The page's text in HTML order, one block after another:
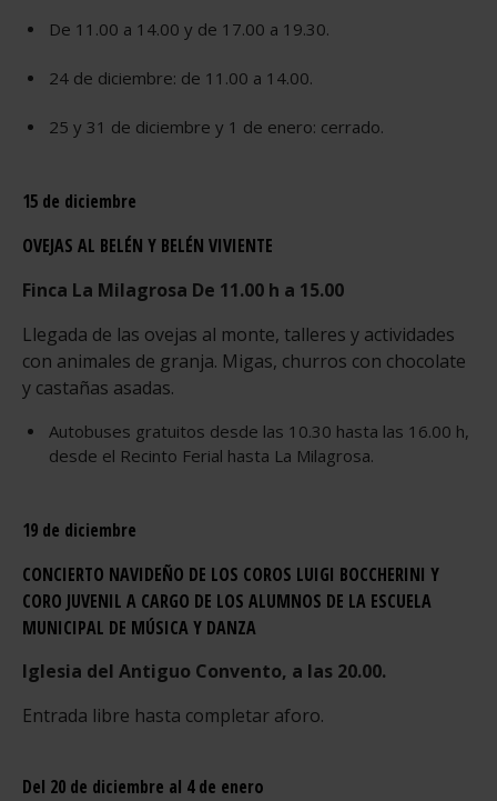
De 11.00 a 14.00 y de 17.00 a 19.30.
24 de diciembre: de 11.00 a 14.00.
25 y 31 de diciembre y 1 de enero: cerrado.
15 de diciembre
OVEJAS AL BELÉN Y BELÉN VIVIENTE
Finca La Milagrosa De 11.00 h a 15.00
Llegada de las ovejas al monte, talleres y actividades
con animales de granja. Migas, churros con chocolate
y castañas asadas.
Autobuses gratuitos desde las 10.30 hasta las 16.00 h,
desde el Recinto Ferial hasta La Milagrosa.
19 de diciembre
CONCIERTO NAVIDEÑO DE LOS COROS LUIGI BOCCHERINI Y
CORO JUVENIL A CARGO DE LOS ALUMNOS DE LA ESCUELA
MUNICIPAL DE MÚSICA Y DANZA
Iglesia del Antiguo Convento, a las 20.00.
Entrada libre hasta completar aforo.
Del 20 de diciembre al 4 de enero